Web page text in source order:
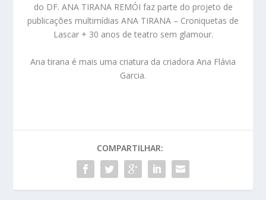
do DF. ANA TIRANA REMÓI faz parte do projeto de
publicações multimídias ANA TIRANA – Croniquetas de
Lascar + 30 anos de teatro sem glamour.
Ana tirana é mais uma criatura da criadora Ana Flávia
Garcia.
COMPARTILHAR: